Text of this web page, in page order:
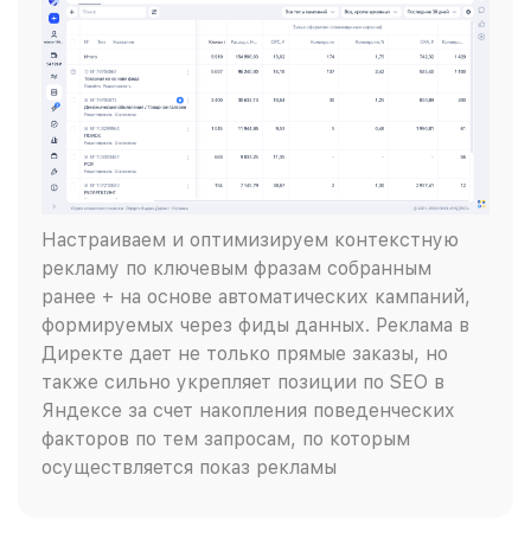
Настраиваем и оптимизируем контекстную
рекламу по ключевым фразам собранным
ранее + на основе автоматических кампаний,
формируемых через фиды данных. Реклама в
Директе дает не только прямые заказы, но
также сильно укрепляет позиции по SEO в
Яндексе за счет накопления поведенческих
факторов по тем запросам, по которым
осуществляется показ рекламы